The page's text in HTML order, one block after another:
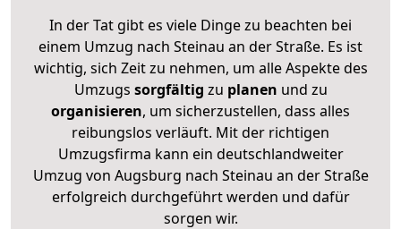
In der Tat gibt es viele Dinge zu beachten bei
einem Umzug nach Steinau an der Straße. Es ist
wichtig, sich Zeit zu nehmen, um alle Aspekte des
Umzugs sorgfältig zu planen und zu
organisieren, um sicherzustellen, dass alles
reibungslos verläuft. Mit der richtigen
Umzugsfirma kann ein deutschlandweiter
Umzug von Augsburg nach Steinau an der Straße
erfolgreich durchgeführt werden und dafür
sorgen wir.